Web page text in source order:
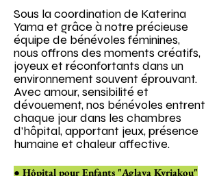
Sous la coordination de Katerina
Yama et grâce à notre précieuse
équipe de bénévoles féminines,
nous offrons des moments créatifs,
joyeux et réconfortants dans un
environnement souvent éprouvant.
Avec amour, sensibilité et
dévouement, nos bénévoles entrent
chaque jour dans les chambres
d’hôpital, apportant jeux, présence
humaine et chaleur affective.
● Hôpital pour Enfants "Aglaya Kyriakou"